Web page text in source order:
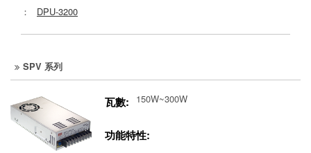
： DPU-3200
SPV 系列
瓦數: 150W~300W
功能特性: